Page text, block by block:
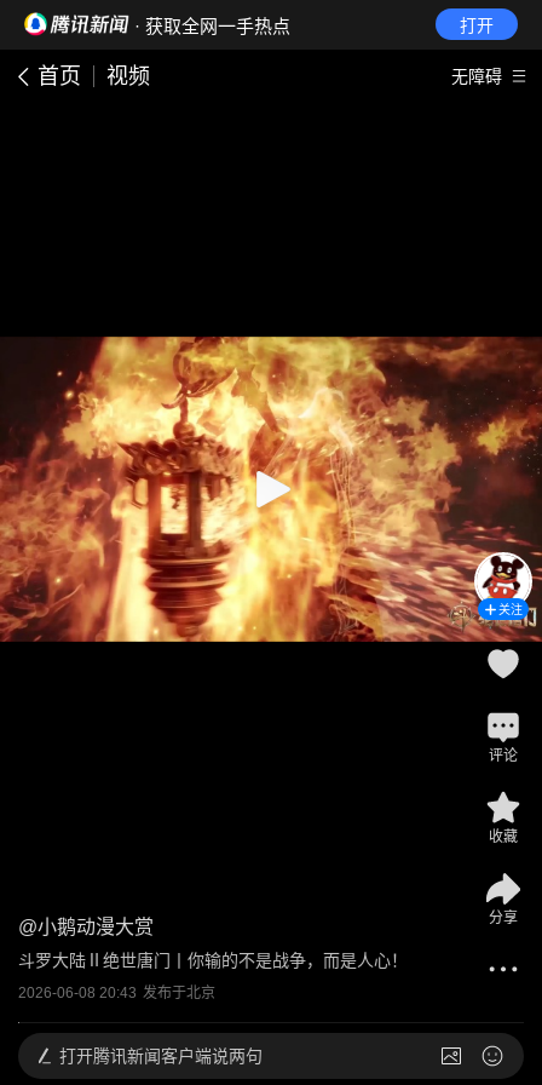
· 获取全网一手热点 打开
首页 视频 无障碍
@小鹅动漫大赏
斗罗大陆Ⅱ绝世唐门丨你输的不是战争，而是人心！
2026-06-08 20:43 发布于北京
关注
评论
收藏
分享
打开腾讯新闻客户端说两句